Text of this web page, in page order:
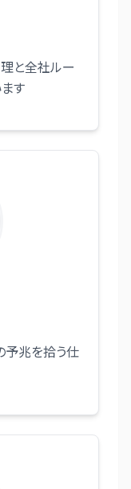
と全社ルー
す
予兆を拾う仕